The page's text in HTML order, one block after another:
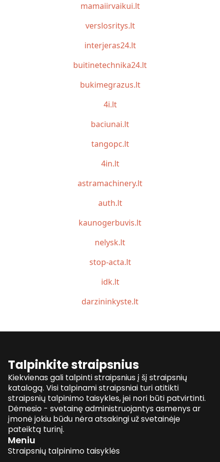
mamaiirvaikui.lt
verslosritys.lt
interjeras24.lt
buitinetechnika24.lt
bukimegrazus.lt
4i.lt
baciunai.lt
tangopc.lt
4in.lt
astramachinery.lt
auth.lt
kaunogerbuvis.lt
nelysk.lt
stop-acta.lt
idk.lt
darzininkyste.lt
Talpinkite straipsnius
Kiekvienas gali talpinti straipsnius į šį straipsnių
katalogą. Visi talpinami straipsniai turi atitikti
straipsnių talpinimo taisykles, jei nori būti patvirtinti.
Dėmesio - svetainę administruojantys asmenys ar
įmonė jokiu būdu nėra atsakingi už svetainėje
pateiktą turinį.
Meniu
Straipsnių talpinimo taisyklės